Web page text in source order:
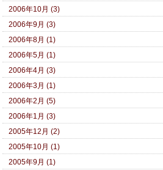
2006年10月 (3)
2006年9月 (3)
2006年8月 (1)
2006年5月 (1)
2006年4月 (3)
2006年3月 (1)
2006年2月 (5)
2006年1月 (3)
2005年12月 (2)
2005年10月 (1)
2005年9月 (1)